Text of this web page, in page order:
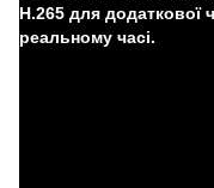
H.265 для додаткової
реальному часі.